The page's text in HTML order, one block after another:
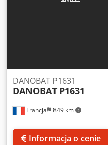
Francja 849 km
DANOBAT P1631
DANOBAT P1631
Informacja o cenie